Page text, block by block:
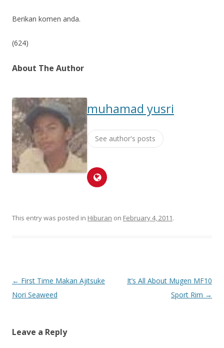
Berikan komen anda.
(624)
About The Author
muhamad yusri
See author's posts
This entry was posted in Hiburan on February 4, 2011.
Post
navigation
← First Time Makan Ajitsuke
Nori Seaweed
It’s All About Mugen MF10
Sport Rim →
Leave a Reply